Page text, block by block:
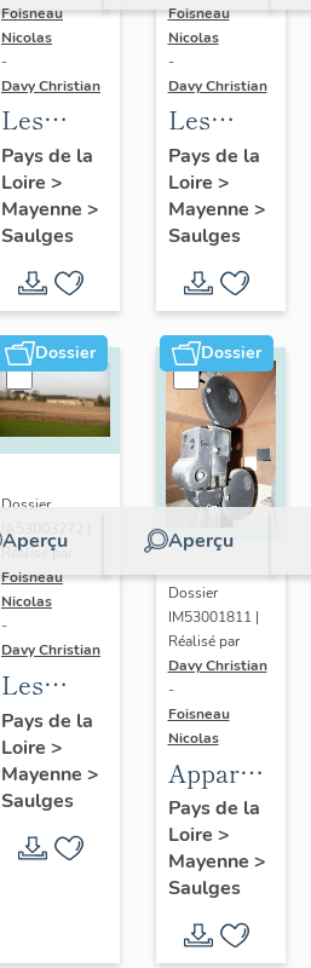
Foisneau
Nicolas
-
Davy Christian
Les
châteaux,
manoirs
et
mottes
de la
commune
de
Saulges
Pays de la
Loire >
Mayenne >
Saulges
Foisneau
Nicolas
-
Davy Christian
Les
maisons
de la
commune
Saulges
Pays de la
Loire >
Mayenne >
Saulges
Dossier
Aperçu
Dossier
IA53003272 |
Réalisé par
Foisneau
Nicolas
-
Davy Christian
Les
écarts de
la
commune
Saulges
Pays de la
Loire >
Mayenne >
Saulges
Dossier
Aperçu
Dossier
IM53001811 |
Réalisé par
Davy Christian
-
Foisneau
Nicolas
Appareil
de
projection
n° 2 -
salle de
spectacle
Pays de la
Loire >
Mayenne >
Saulges